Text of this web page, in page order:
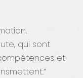
qui sont
et